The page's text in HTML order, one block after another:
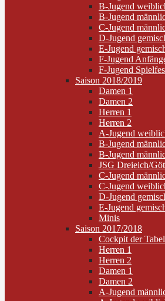
B-Jugend
B-Jugend
C-Jugend
D-Jugend
E-Jugend
F-Jugend
F-Jugend
Saison 2018/2019
Damen 1
Damen 2
Herren 1
Herren 2
A-Jugend
B-Jugend
B-Jugend
JSG Dreieich/
C-Jugend
C-Jugend
D-Jugend
E-Jugend
Minis
Saison 2017/2018
Cockpit der
Herren 1
Herren 2
Damen 1
Damen 2
A-Jugend